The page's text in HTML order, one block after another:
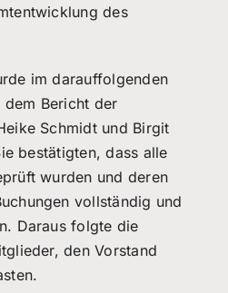
des
im darauffolgenden
dem Bericht der
Schmidt und Birgit
bestätigten, dass alle
wurden und deren
vollständig und
Daraus folgte die
den Vorstand